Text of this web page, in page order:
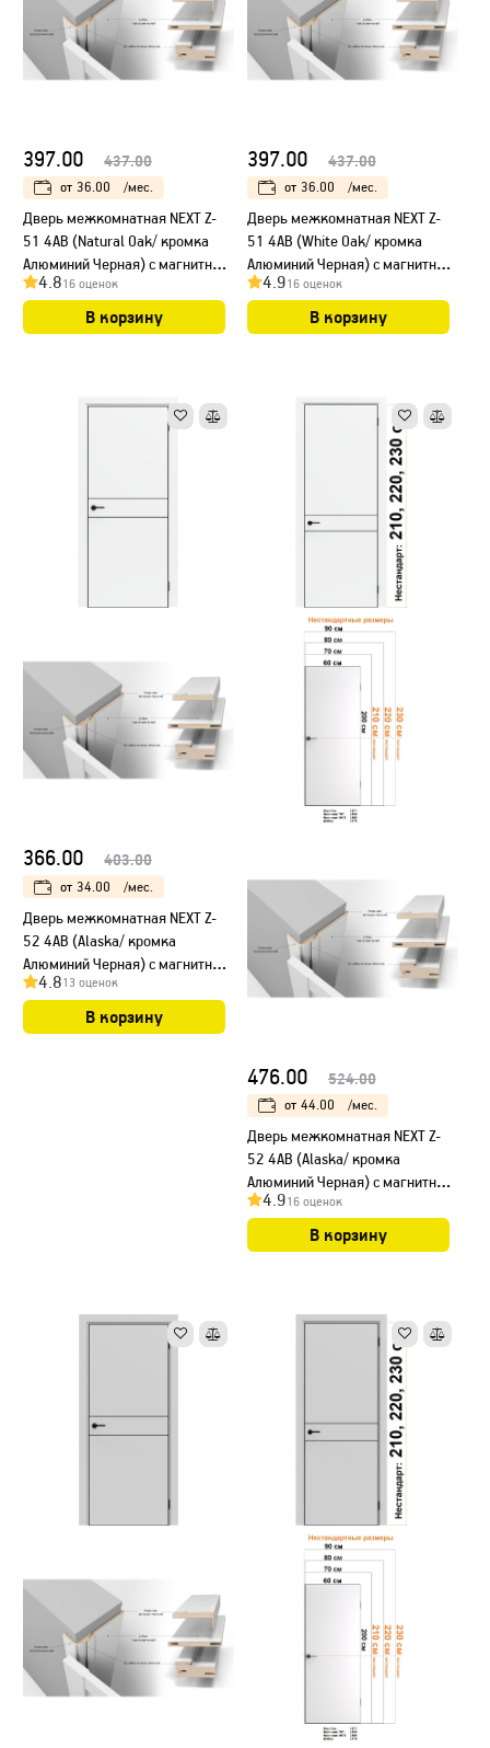
397.00 437.00
от 36.00 /мес.
Дверь межкомнатная NEXT Z-
51 4AB (Natural Oak/ кромка
Алюминий Черная) с магнитным
замком
4.816 оценок
В корзину
397.00 437.00
от 36.00 /мес.
Дверь межкомнатная NEXT Z-
51 4AB (White Oak/ кромка
Алюминий Черная) с магнитным
замком
4.916 оценок
В корзину
366.00 403.00
от 34.00 /мес.
Дверь межкомнатная NEXT Z-
52 4AB (Alaska/ кромка
Алюминий Черная) с магнитным
замком
4.813 оценок
В корзину
476.00 524.00
от 44.00 /мес.
Дверь межкомнатная NEXT Z-
52 4AB (Alaska/ кромка
Алюминий Черная) с магнитным
замком, НЕСТАНДАРТ
4.916 оценок
В корзину